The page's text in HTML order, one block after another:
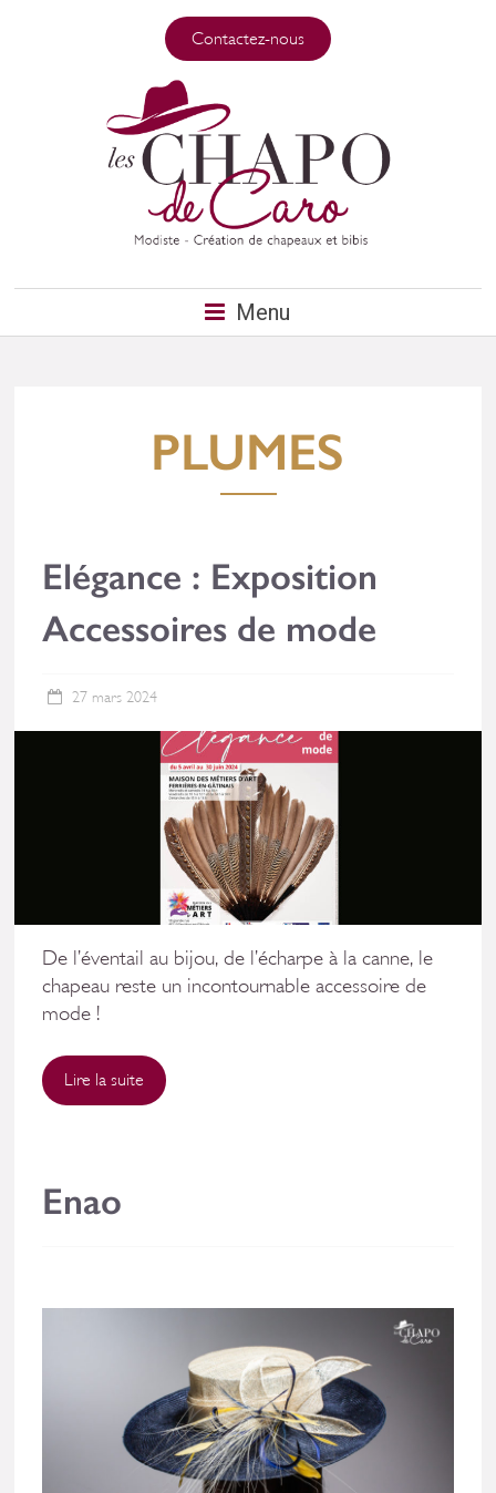
Contactez-nous
Menu
PLUMES
Elégance : Exposition
Accessoires de mode
27 mars 2024
De l’éventail au bijou, de l’écharpe à la canne, le
chapeau reste un incontournable accessoire de
mode !
Lire la suite
Enao